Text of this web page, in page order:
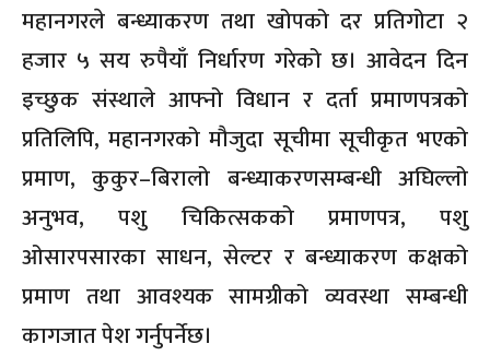
महानगरले बन्ध्याकरण तथा खोपको दर प्रतिगोटा २
हजार ५ सय रुपैयाँ निर्धारण गरेको छ। आवेदन दिन
इच्छुक संस्थाले आफ्नो विधान र दर्ता प्रमाणपत्रको
प्रतिलिपि, महानगरको मौजुदा सूचीमा सूचीकृत भएको
प्रमाण, कुकुर–बिरालो बन्ध्याकरणसम्बन्धी अघिल्लो
अनुभव, पशु चिकित्सकको प्रमाणपत्र, पशु
ओसारपसारका साधन, सेल्टर र बन्ध्याकरण कक्षको
प्रमाण तथा आवश्यक सामग्रीको व्यवस्था सम्बन्धी
कागजात पेश गर्नुपर्नेछ।